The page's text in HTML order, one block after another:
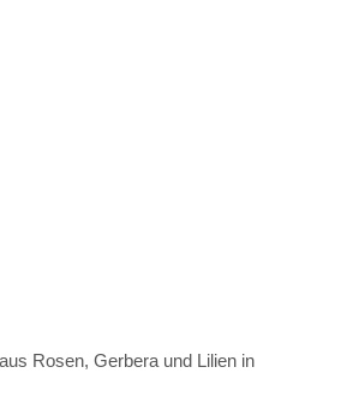
Rosen, Gerbera und Lilien in